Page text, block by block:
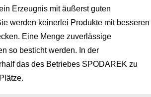
Erzeugnis mit äußerst guten
werden keinerlei Produkte mit besseren
Eine Menge zuverlässige
so besticht werden. In der
das des Betriebes SPODAREK zu